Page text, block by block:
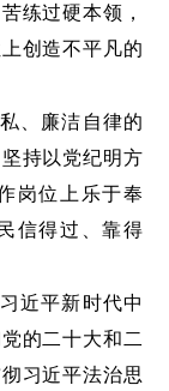
练过硬本领，
创造不平凡的
、廉洁自律的
持以党纪明方
岗位上乐于奉
信得过、靠得
近平新时代中
的二十大和二
习近平法治思